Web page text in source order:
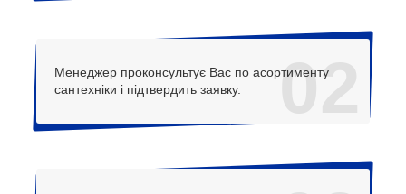
02
Менеджер проконсультує Вас по асортименту
сантехніки і підтвердить заявку.